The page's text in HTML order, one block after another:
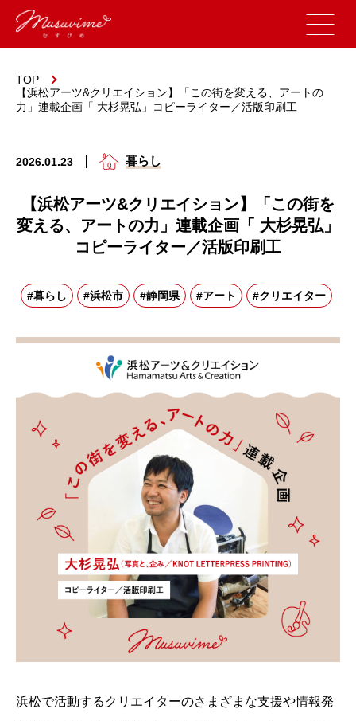
TOP
【浜松アーツ&クリエイション】「この街を変える、アートの
力」連載企画「 大杉晃弘」コピーライター／活版印刷工
2026.01.23 暮らし
【浜松アーツ&クリエイション】「この街を
変える、アートの力」連載企画「 大杉晃弘」
コピーライター／活版印刷工
#暮らし #浜松市 #静岡県 #アート #クリエイター
浜松で活動するクリエイターのさまざまな支援や情報発